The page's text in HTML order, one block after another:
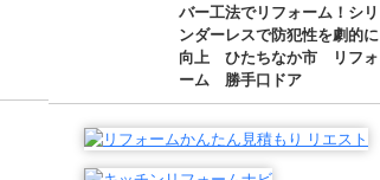
バー工法でリフォーム！シリ
ンダーレスで防犯性を劇的に
向上 ひたちなか市 リフォ
ーム 勝手口ドア